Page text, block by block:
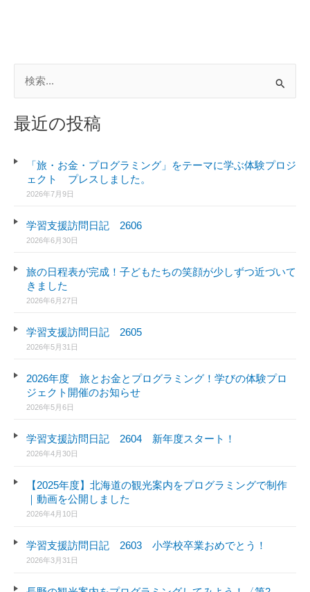
象
最近の投稿
「旅・お金・プログラミング」をテーマに学ぶ体験プロジ
ェクト プレスしました。
2026年7月9日
学習支援訪問日記 2606
2026年6月30日
旅の日程表が完成！子どもたちの笑顔が少しずつ近づいて
きました
2026年6月27日
学習支援訪問日記 2605
2026年5月31日
2026年度 旅とお金とプログラミング！学びの体験プロ
ジェクト開催のお知らせ
2026年5月6日
学習支援訪問日記 2604 新年度スタート！
2026年4月30日
【2025年度】北海道の観光案内をプログラミングで制作
｜動画を公開しました
2026年4月10日
学習支援訪問日記 2603 小学校卒業おめでとう！
2026年3月31日
ア
向
け
ス
マ
講
座
を
催
し
し
た！